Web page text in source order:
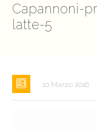
Capannoni-
latte-5
10 Marzo 2016